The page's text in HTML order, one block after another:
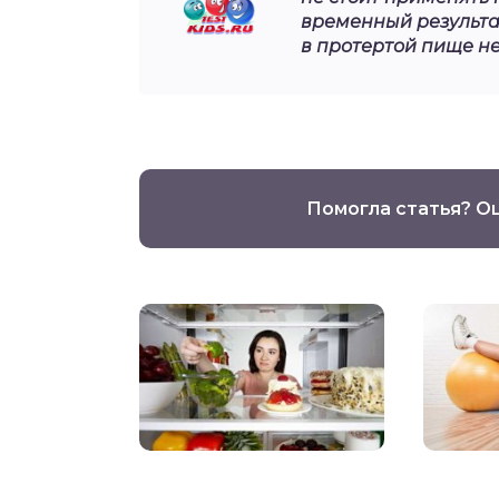
временный
в протертой пище
Помогла статья?